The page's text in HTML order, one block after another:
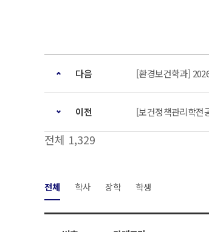
다음 [환경보건학과]
이전 [보건정책관리학전
전체 1,329
전체 학사 장학 학생